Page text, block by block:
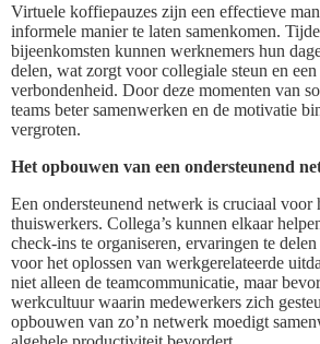
Virtuele koffiepauzes zijn een effectieve
informele manier te laten samenkomen.
bijeenkomsten kunnen werknemers hun
delen, wat zorgt voor collegiale steun en
verbondenheid. Door deze momenten van
teams beter samenwerken en de motivatie
vergroten.
Het opbouwen van een ondersteunend
Een ondersteunend netwerk is cruciaal voor
thuiswerkers. Collega’s kunnen elkaar
check-ins te organiseren, ervaringen te
voor het oplossen van werkgerelateerde
niet alleen de teamcommunicatie, maar
werkcultuur waarin medewerkers zich
opbouwen van zo’n netwerk moedigt